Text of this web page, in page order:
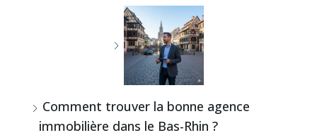
Comment trouver la bonne agence
immobilière dans le Bas-Rhin ?